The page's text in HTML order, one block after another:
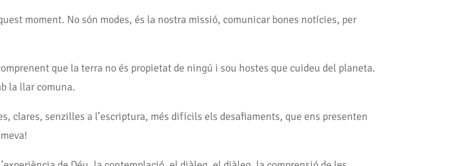
moment. No són modes, és la nostra missió, comunicar bones notícies, per
que la terra no és propietat de ningú i sou hostes que cuideu del planeta.
la llar comuna.
clares, senzilles a l’escriptura, més difícils els desafiaments, que ens presenten